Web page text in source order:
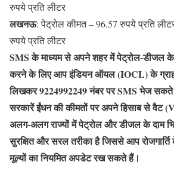
रुपये प्रति लीटर
लखनऊ: पेट्रोल कीमत – 96.57 रुपये प्रति
रुपये प्रति लीटर
SMS के माध्यम से अपने शहर में पेट्रोल-डीजल के
करने के लिए आप इंडियन ऑयल (IOCL) के
लिखकर 9224992249 नंबर पर SMS भेज सकते
सरकारें ईंधन की कीमतों पर अपने हिसाब से वैट
अलग-अलग राज्यों में पेट्रोल और डीजल के दाम
सुरक्षित और सरल तरीका है जिससे आप
मूल्यों का नियमित अपडेट रख सकते हैं।